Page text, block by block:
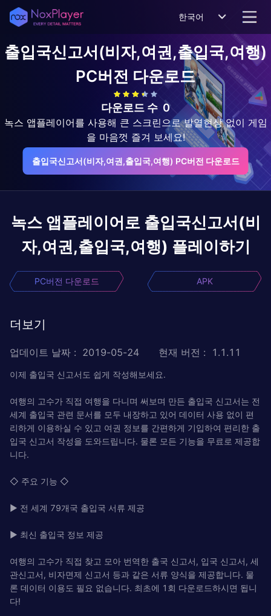
한국어
출입국신고서(비자,여권,출입국,여행)
PC버전 다운로드
다운로드 수 0
녹스 앱플레이어를 사용해 큰 스크린으로 발열현상 없이 게임
을 마음껏 즐겨 보세요!
출입국신고서(비자,여권,출입국,여행) PC버전 다운로드
녹스 앱플레이어로 출입국신고서(비
자,여권,출입국,여행) 플레이하기
PC버전 다운로드 APK
더보기
업데이트 날짜 : 2019-05-24 현재 버전 : 1.1.11
이제 출입국 신고서도 쉽게 작성해보세요.
여행의 고수가 직접 여행을 다니며 써보며 만든 출입국 신고서는 전
세계 출입국 관련 문서를 모두 내장하고 있어 데이터 사용 없이 편
리하게 이용하실 수 있고 여권 정보를 간편하게 기입하여 편리한 출
입국 신고서 작성을 도와드립니다. 물론 모든 기능을 무료로 제공합
니다.
◇ 주요 기능 ◇
▶ 전 세계 79개국 출입국 서류 제공
▶ 최신 출입국 정보 제공
여행의 고수가 직접 찾고 모아 번역한 출국 신고서, 입국 신고서, 세
관신고서, 비자면제 신고서 등과 같은 서류 양식을 제공합니다. 물
론 데이터 이용도 필요 없습니다. 최초에 1회 다운로드하시면 됩니
다!